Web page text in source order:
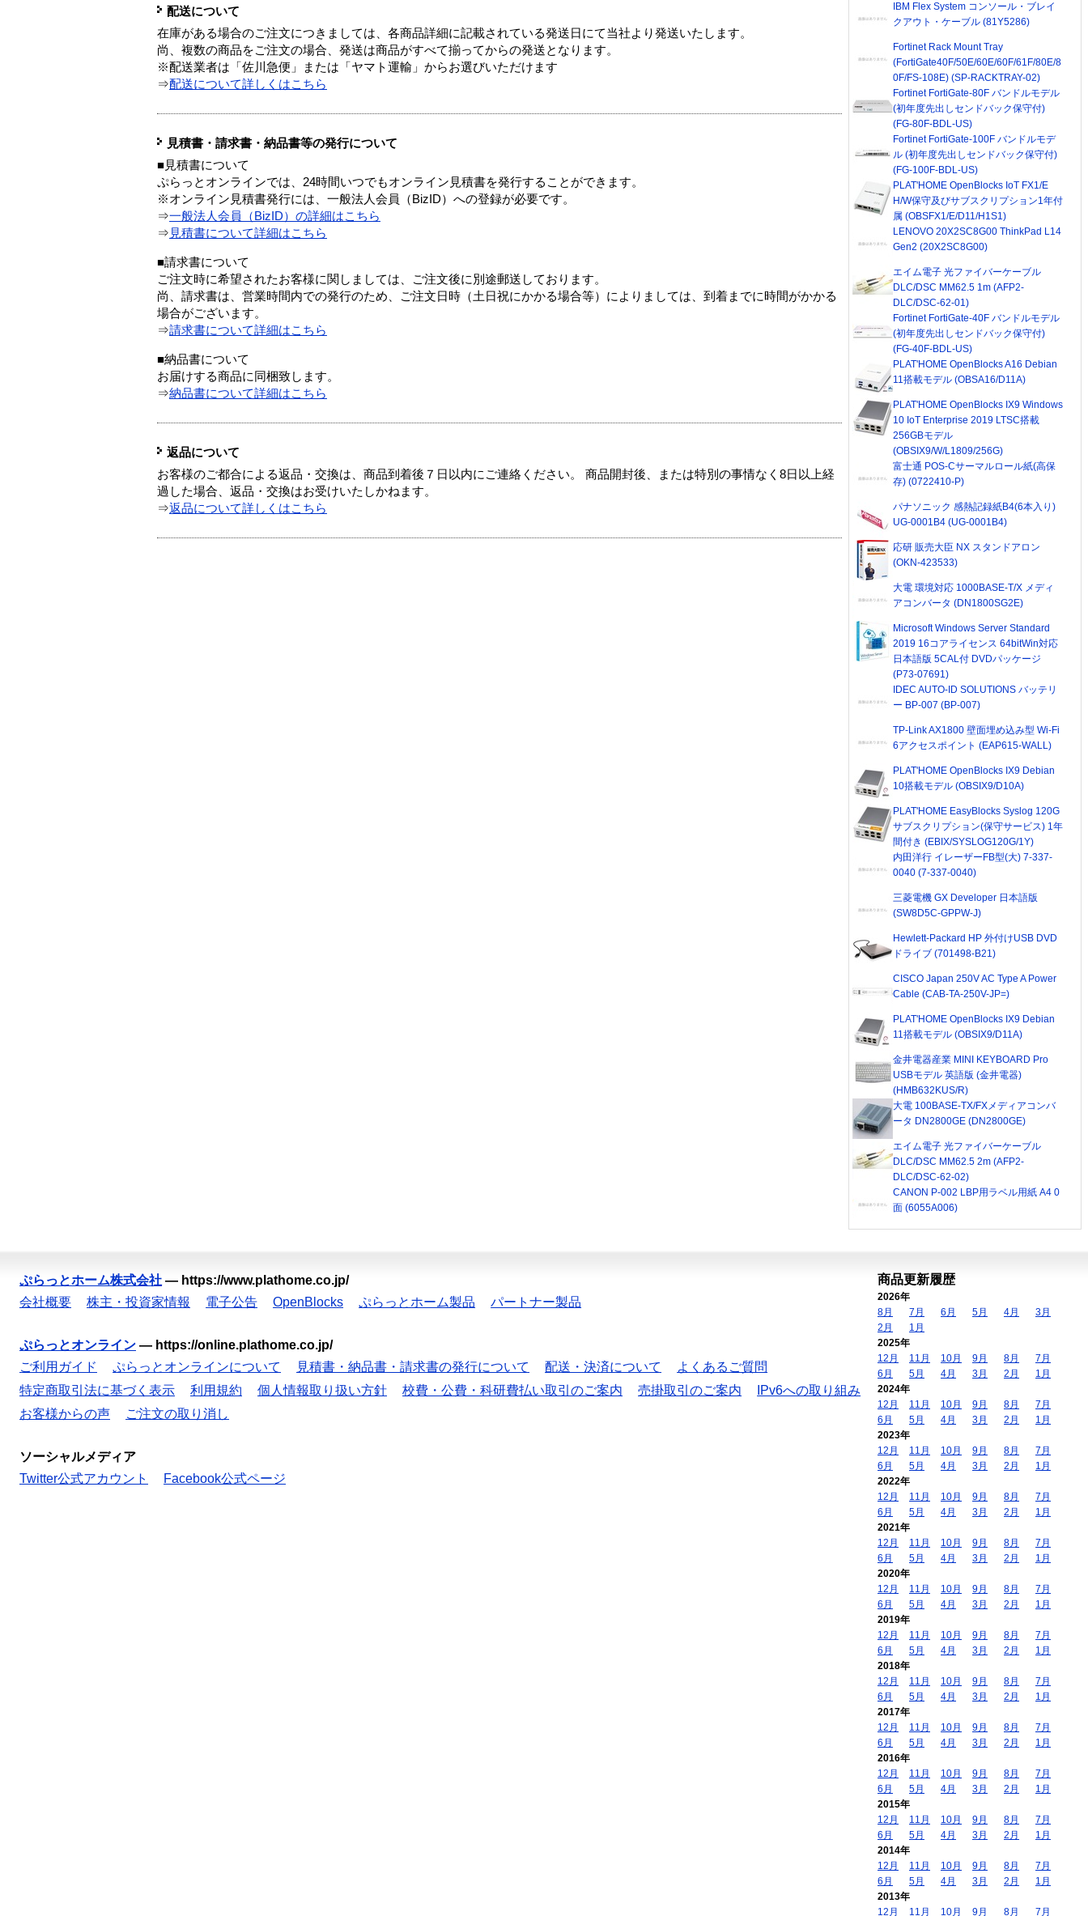
配送について
在庫がある場合のご注文につきましては、各商品詳細に記載されている発送日にて当社より発送いたします。
尚、複数の商品をご注文の場合、発送は商品がすべて揃ってからの発送となります。
※配送業者は「佐川急便」または「ヤマト運輸」からお選びいただけます
⇒配送について詳しくはこちら
見積書・請求書・納品書等の発行について
■見積書について
ぷらっとオンラインでは、24時間いつでもオンライン見積書を発行することができます。
※オンライン見積書発行には、一般法人会員（BizID）への登録が必要です。
⇒一般法人会員（BizID）の詳細はこちら
⇒ 見積書について詳細はこちら
■請求書について
ご注文時に希望されたお客様に関しましては、ご注文後に別途郵送しております。
尚、請求書は、営業時間内での発行のため、ご注文日時（土日祝にかかる場合等）によりましては、到着までに時間がかかる
場合がございます。
⇒請求書について詳細はこちら
■納品書について
お届けする商品に同梱致します。
⇒納品書について詳細はこちら
返品について
お客様のご都合による返品・交換は、商品到着後７日以内にご連絡ください。 商品開封後、または特別の事情なく8日以上経
過した場合、返品・交換はお受けいたしかねます。
⇒返品について詳しくはこちら
IBM Flex System コンソール・ブレイ
クアウト・ケーブル (81Y5286)
Fortinet Rack Mount Tray
(FortiGate40F/50E/60E/60F/61F/80E/8
0F/FS-108E) (SP-RACKTRAY-02)
Fortinet FortiGate-80F バンドルモデル
(初年度先出しセンドバック保守付)
(FG-80F-BDL-US)
Fortinet FortiGate-100F バンドルモデ
ル (初年度先出しセンドバック保守付)
(FG-100F-BDL-US)
PLAT'HOME OpenBlocks IoT FX1/E
H/W保守及びサブスクリプション1年付
属 (OBSFX1/E/D11/H1S1)
LENOVO 20X2SC8G00 ThinkPad L14
Gen2 (20X2SC8G00)
エイム電子 光ファイバーケーブル
DLC/DSC MM62.5 1m (AFP2-
DLC/DSC-62-01)
Fortinet FortiGate-40F バンドルモデル
(初年度先出しセンドバック保守付)
(FG-40F-BDL-US)
PLAT'HOME OpenBlocks A16 Debian
11搭載モデル (OBSA16/D11A)
PLAT'HOME OpenBlocks IX9 Windows
10 IoT Enterprise 2019 LTSC搭載
256GBモデル
(OBSIX9/W/L1809/256G)
富士通 POS-Cサーマルロール紙(高保
存) (0722410-P)
パナソニック 感熱記録紙B4(6本入り)
UG-0001B4 (UG-0001B4)
応研 販売大臣 NX スタンドアロン
(OKN-423533)
大電 環境対応 1000BASE-T/X メディ
アコンバータ (DN1800SG2E)
Microsoft Windows Server Standard
2019 16コアライセンス 64bitWin対応
日本語版 5CAL付 DVDパッケージ
(P73-07691)
IDEC AUTO-ID SOLUTIONS バッテリ
ー BP-007 (BP-007)
TP-Link AX1800 壁面埋め込み型 Wi-Fi
6アクセスポイント (EAP615-WALL)
PLAT'HOME OpenBlocks IX9 Debian
10搭載モデル (OBSIX9/D10A)
PLAT'HOME EasyBlocks Syslog 120G
サブスクリプション(保守サービス) 1年
間付き (EBIX/SYSLOG120G/1Y)
内田洋行 イレーザーFB型(大) 7-337-
0040 (7-337-0040)
三菱電機 GX Developer 日本語版
(SW8D5C-GPPW-J)
Hewlett-Packard HP 外付けUSB DVD
ドライブ (701498-B21)
CISCO Japan 250V AC Type A Power
Cable (CAB-TA-250V-JP=)
PLAT'HOME OpenBlocks IX9 Debian
11搭載モデル (OBSIX9/D11A)
金井電器産業 MINI KEYBOARD Pro
USBモデル 英語版 (金井電器)
(HMB632KUS/R)
大電 100BASE-TX/FXメディアコンバ
ータ DN2800GE (DN2800GE)
エイム電子 光ファイバーケーブル
DLC/DSC MM62.5 2m (AFP2-
DLC/DSC-62-02)
CANON P-002 LBP用ラベル用紙 A4 0
面 (6055A006)
ぷらっとホーム株式会社 — https://www.plathome.co.jp/
会社概要
株主・投資家情報 電子公告 OpenBlocks ぷらっとホーム製品 パートナー製品
ぷらっとオンライン — https://online.plathome.co.jp/
ご利用ガイド
ぷらっとオンラインについて 見積書・納品書・請求書の発行について 配送・決済について
よくあるご質問
特定商取引法に基づく表示
利用規約 個人情報取り扱い方針 校費・公費・科研費払い取引のご案内 売掛取引のご案内
IPv6への取り組み
お客様からの声
ご注文の取り消し
ソーシャルメディア
Twitter公式アカウント
Facebook公式ページ
商品更新履歴
2026年
8月
7月 6月 5月 4月
3月
2月
1月
2025年
12月
11月 10月 9月 8月
7月
6月
5月 4月 3月 2月
1月
2024年
12月
11月 10月 9月 8月
7月
6月
5月 4月 3月 2月
1月
2023年
12月
11月 10月 9月 8月
7月
6月
5月 4月 3月 2月
1月
2022年
12月
11月 10月 9月 8月
7月
6月
5月 4月 3月 2月
1月
2021年
12月
11月 10月 9月 8月
7月
6月
5月 4月 3月 2月
1月
2020年
12月
11月 10月 9月 8月
7月
6月
5月 4月 3月 2月
1月
2019年
12月
11月 10月 9月 8月
7月
6月
5月 4月 3月 2月
1月
2018年
12月
11月 10月 9月 8月
7月
6月
5月 4月 3月 2月
1月
2017年
12月
11月 10月 9月 8月
7月
6月
5月 4月 3月 2月
1月
2016年
12月
11月 10月 9月 8月
7月
6月
5月 4月 3月 2月
1月
2015年
12月
11月 10月 9月 8月
7月
6月
5月 4月 3月 2月
1月
2014年
12月
11月 10月 9月 8月
7月
6月
5月 4月 3月 2月
1月
2013年
12月
11月 10月 9月 8月 7月